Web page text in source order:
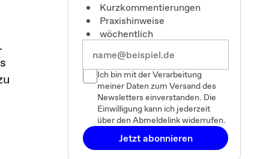
Kurzkommentierungen
Praxishinweise
wöchentlich
Ich bin mit der Verarbeitung
meiner Daten zum Versand des
Newsletters einverstanden. Die
Einwilligung kann ich jederzeit
über den Abmeldelink widerrufen.
Jetzt abonnieren